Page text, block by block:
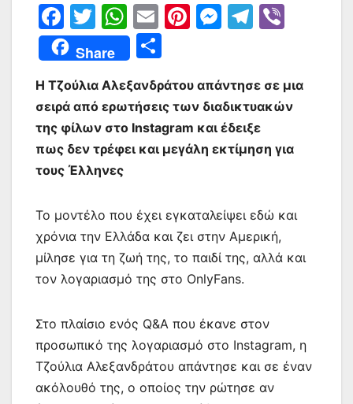
F
a
c
e
b
o
o
T
w
itt
er
W
h
at
s
A
p
E
m
ai
l
Pi
e
st
M
s
e
n
T
gr
a
m
Share
ρ
α
σ
ε
Η Τζούλια Αλεξανδράτου απάντησε σε μια
σειρά από ερωτήσεις των διαδικτυακών
της φίλων στο Instagram και έδειξε
πως δεν τρέφει και μεγάλη εκτίμηση για
τους Έλληνες
Το μοντέλο που έχει εγκαταλείψει εδώ και
χρόνια την Ελλάδα και ζει στην Αμερική,
μίλησε για τη ζωή της, το παιδί της, αλλά και
τον λογαριασμό της στο OnlyFans.
Στο πλαίσιο ενός Q&A που έκανε στον
προσωπικό της λογαριασμό στο Instagram, η
Τζούλια Αλεξανδράτου απάντησε και σε έναν
ακόλουθό της, ο οποίος την ρώτησε αν